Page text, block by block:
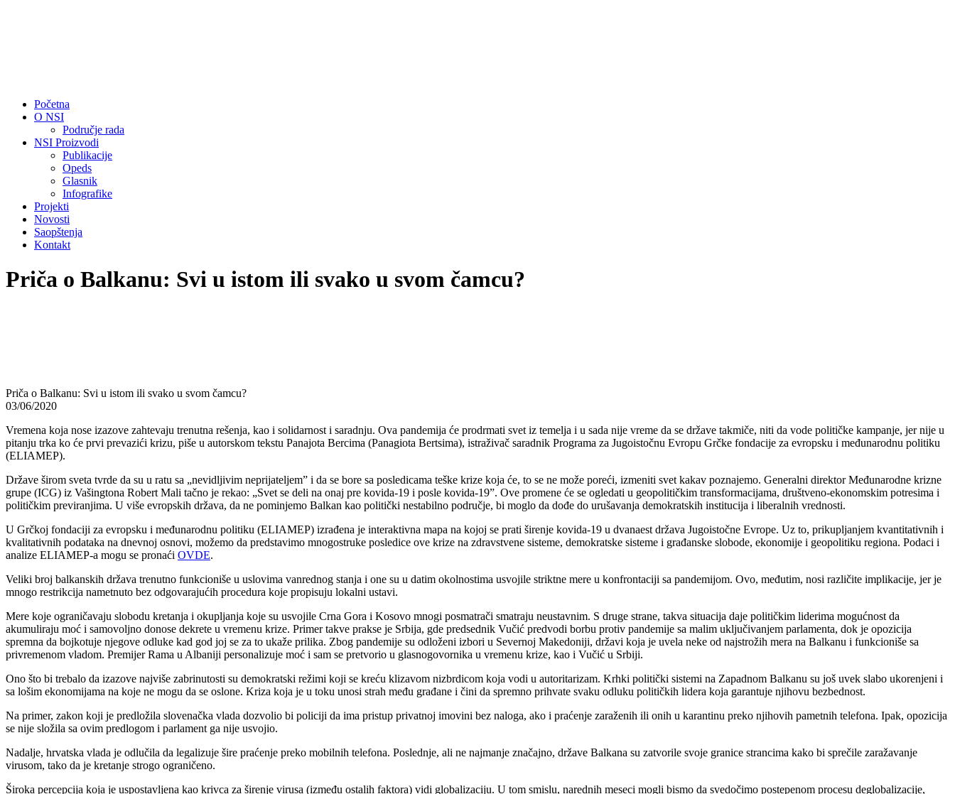
Početna
O NSI
Područje rada
NSI Proizvodi
Publikacije
Opeds
Glasnik
Infografike
Projekti
Novosti
Saopštenja
Kontakt
Priča o Balkanu: Svi u istom ili svako u svom čamcu?
Priča o Balkanu: Svi u istom ili svako u svom čamcu?
03/06/2020
Vremena koja nose izazove zahtevaju trenutna rešenja, kao i solidarnost i saradnju. Ova pandemija će prodrmati svet iz temelja i u sada nije vreme da se države takmiče, niti da vode političke kampanje, jer nije u
pitanju trka ko će prvi prevazići krizu, piše u autorskom tekstu Panajota Bercima (Panagiota Bertsima), istraživač saradnik Programa za Jugoistočnu Evropu Grčke fondacije za evropsku i međunarodnu politiku
(ELIAMEP).
Države širom sveta tvrde da su u ratu sa „nevidljivim neprijateljem” i da se bore sa posledicama teške krize koja će, to se ne može poreći, izmeniti svet kakav poznajemo. Generalni direktor Međunarodne krizne
grupe (ICG) iz Vašingtona Robert Mali tačno je rekao: „Svet se deli na onaj pre kovida-19 i posle kovida-19”. Ove promene će se ogledati u geopolitičkim transformacijama, društveno-ekonomskim potresima i
političkim previranjima. U više evropskih država, da ne pominjemo Balkan kao politički nestabilno područje, bi moglo da dođe do urušavanja demokratskih institucija i liberalnih vrednosti.
U Grčkoj fondaciji za evropsku i međunarodnu politiku (ELIAMEP) izrađena je interaktivna mapa na kojoj se prati širenje kovida-19 u dvanaest država Jugoistočne Evrope. Uz to, prikupljanjem kvantitativnih i
kvalitativnih podataka na dnevnoj osnovi, možemo da predstavimo mnogostruke posledice ove krize na zdravstvene sisteme, demokratske sisteme i građanske slobode, ekonomije i geopolitiku regiona. Podaci i
analize ELIAMEP-a mogu se pronaći OVDE.
Veliki broj balkanskih država trenutno funkcioniše u uslovima vanrednog stanja i one su u datim okolnostima usvojile striktne mere u konfrontaciji sa pandemijom. Ovo, međutim, nosi različite implikacije, jer je
mnogo restrikcija nametnuto bez odgovarajućih procedura koje propisuju lokalni ustavi.
Mere koje ograničavaju slobodu kretanja i okupljanja koje su usvojile Crna Gora i Kosovo mnogi posmatrači smatraju neustavnim. S druge strane, takva situacija daje političkim liderima mogućnost da
akumuliraju moć i samovoljno donose dekrete u vremenu krize. Primer takve prakse je Srbija, gde predsednik Vučić predvodi borbu protiv pandemije sa malim uključivanjem parlamenta, dok je opozicija
spremna da bojkotuje njegove odluke kad god joj se za to ukaže prilika. Zbog pandemije su odloženi izbori u Severnoj Makedoniji, državi koja je uvela neke od najstrožih mera na Balkanu i funkcioniše sa
privremenom vladom. Premijer Rama u Albaniji personalizuje moć i sam se pretvorio u glasnogovornika u vremenu krize, kao i Vučić u Srbiji.
Ono što bi trebalo da izazove najviše zabrinutosti su demokratski režimi koji se kreću klizavom nizbrdicom koja vodi u autoritarizam. Krhki politički sistemi na Zapadnom Balkanu su još uvek slabo ukorenjeni i
sa lošim ekonomijama na koje ne mogu da se oslone. Kriza koja je u toku unosi strah među građane i čini da spremno prihvate svaku odluku političkih lidera koja garantuje njihovu bezbednost.
Na primer, zakon koji je predložila slovenačka vlada dozvolio bi policiji da ima pristup privatnoj imovini bez naloga, ako i praćenje zaraženih ili onih u karantinu preko njihovih pametnih telefona. Ipak, opozicija
se nije složila sa ovim predlogom i parlament ga nije usvojio.
Nadalje, hrvatska vlada je odlučila da legalizuje šire praćenje preko mobilnih telefona. Poslednje, ali ne najmanje značajno, države Balkana su zatvorile svoje granice strancima kako bi sprečile zaražavanje
virusom, tako da je kretanje strogo ograničeno.
Široka percepcija koja je uspostavljena kao krivca za širenje virusa (između ostalih faktora) vidi globalizaciju. U tom smislu, narednih meseci mogli bismo da svedočimo postepenom procesu deglobalizacije,